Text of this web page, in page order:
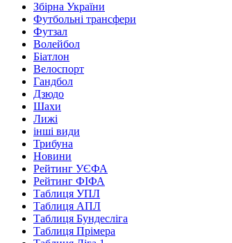
Збірна України
Футбольні трансфери
Футзал
Волейбол
Біатлон
Велоспорт
Гандбол
Дзюдо
Шахи
Лижі
інші види
Трибуна
Новини
Рейтинг УЄФА
Рейтинг ФІФА
Таблиця УПЛ
Таблиця АПЛ
Таблиця Бундесліга
Таблиця Прімера